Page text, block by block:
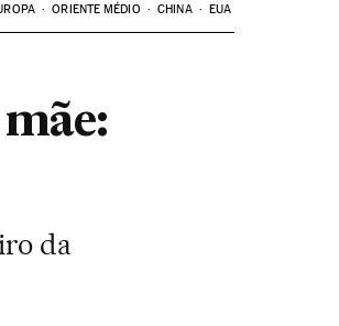
ORIENTE MÉDIO CHINA EUA
da